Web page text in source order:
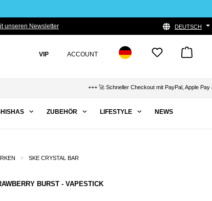
unseren Newsletter DEUTSCH
VIP ACCOUNT
+++ 🚀 Schneller Checkout mit PayPal, Apple Pay &
ZUBEHÖR LIFESTYLE NEWS
SKE CRYSTAL BAR
BURST - VAPESTICK